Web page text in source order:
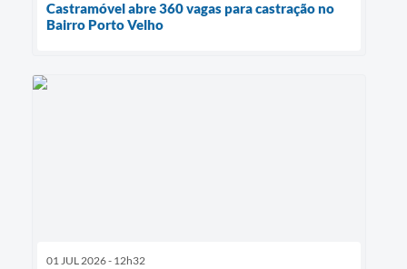
Castramóvel abre 360 vagas para castração no
Bairro Porto Velho
01 JUL 2026 - 12h32